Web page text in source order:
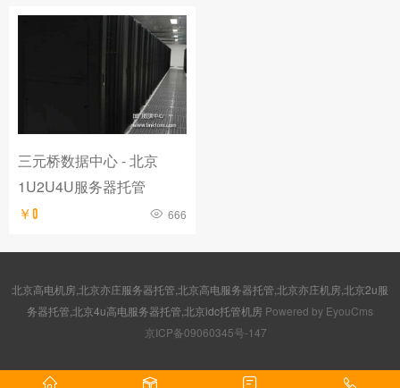
三元桥数据中心 - 北京
1U2U4U服务器托管
￥0 666
北京高电机房,北京亦庄服务器托管,北京高电服务器托管,北京亦庄机房,北京2u服
务器托管,北京4u高电服务器托管,北京idc托管机房 Powered by EyouCms
京ICP备09060345号-147